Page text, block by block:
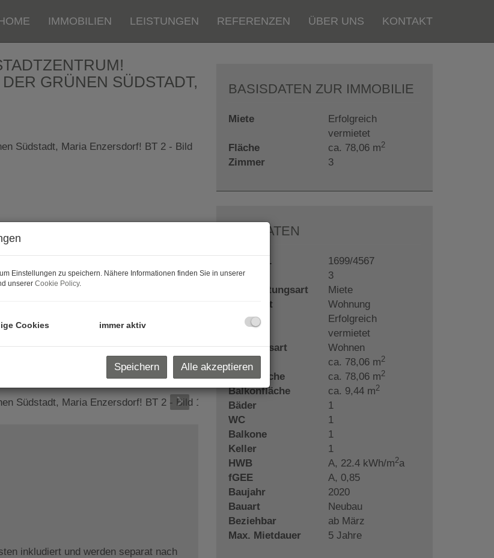
IMMOBILIEN LEISTUNGEN REFERENZEN ÜBER UNS KONTAKT
GRÜNEN SÜDSTADT,
inkludiert und werden separat nach
BASISDATEN ZUR IMMOBILIE
Miete
Erfolgreich
vermietet
Fläche
ca. 78,06 m2
Zimmer 3
ECKDATEN
Objektnr.
1699/4567
Zimmer
3
Vermarktungsart
Miete
Objektart
Wohnung
Miete
Erfolgreich
vermietet
Nutzungsart
Wohnen
Fläche
ca. 78,06 m2
Wohnfläche ca. 78,06 m2
Balkonfläche ca. 9,44 m2
Bäder
1
WC
1
Balkone
1
Keller
1
HWB
A, 22.4 kWh/m2a
fGEE
A, 0,85
Baujahr
2020
Bauart
Neubau
Beziehbar
ab März
Max. Mietdauer
5 Jahre
Einstellungen zu speichern. Nähere Informationen finden Sie in unserer
unserer Cookie Policy.
Cookies immer aktiv
Speichern Alle akzeptieren